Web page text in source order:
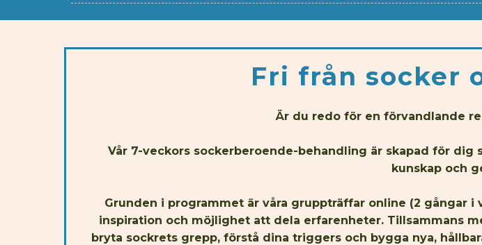
Fri från socker
Är du redo för en förvandlande
Vår 7-veckors sockerberoende-behandling är skapad för
kunskap och
Grunden i programmet är våra gruppträffar online (2 gångar
inspiration och möjlighet att dela erfarenheter. Tillsammans
bryta sockrets grepp, förstå dina triggers och bygga nya,